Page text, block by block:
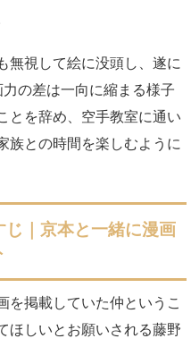
無視して絵に没頭し、遂に
の差は一向に縮まる様子
とを辞め、空手教室に通い
族との時間を楽しむように
じ｜京本と一緒に漫画
を掲載していた仲というこ
ほしいとお願いされる藤野